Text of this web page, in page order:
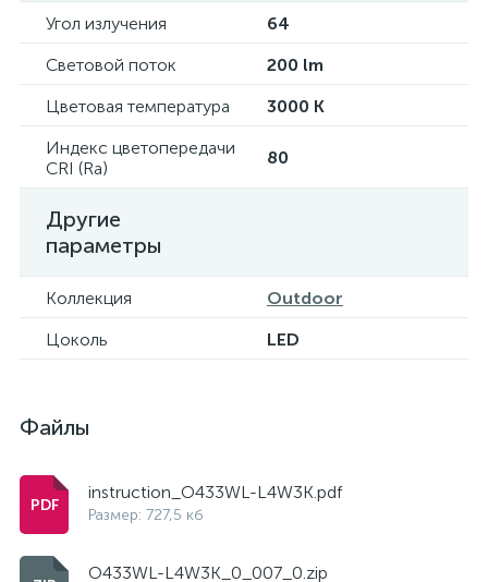
Угол излучения
64
Световой поток
200 lm
Цветовая температура
3000 K
Индекс цветопередачи
CRI (Ra)
80
Другие
параметры
Коллекция
Outdoor
Цоколь
LED
Файлы
instruction_O433WL-L4W3K.pdf
Размер: 727,5 кб
O433WL-L4W3K_0_007_0.zip